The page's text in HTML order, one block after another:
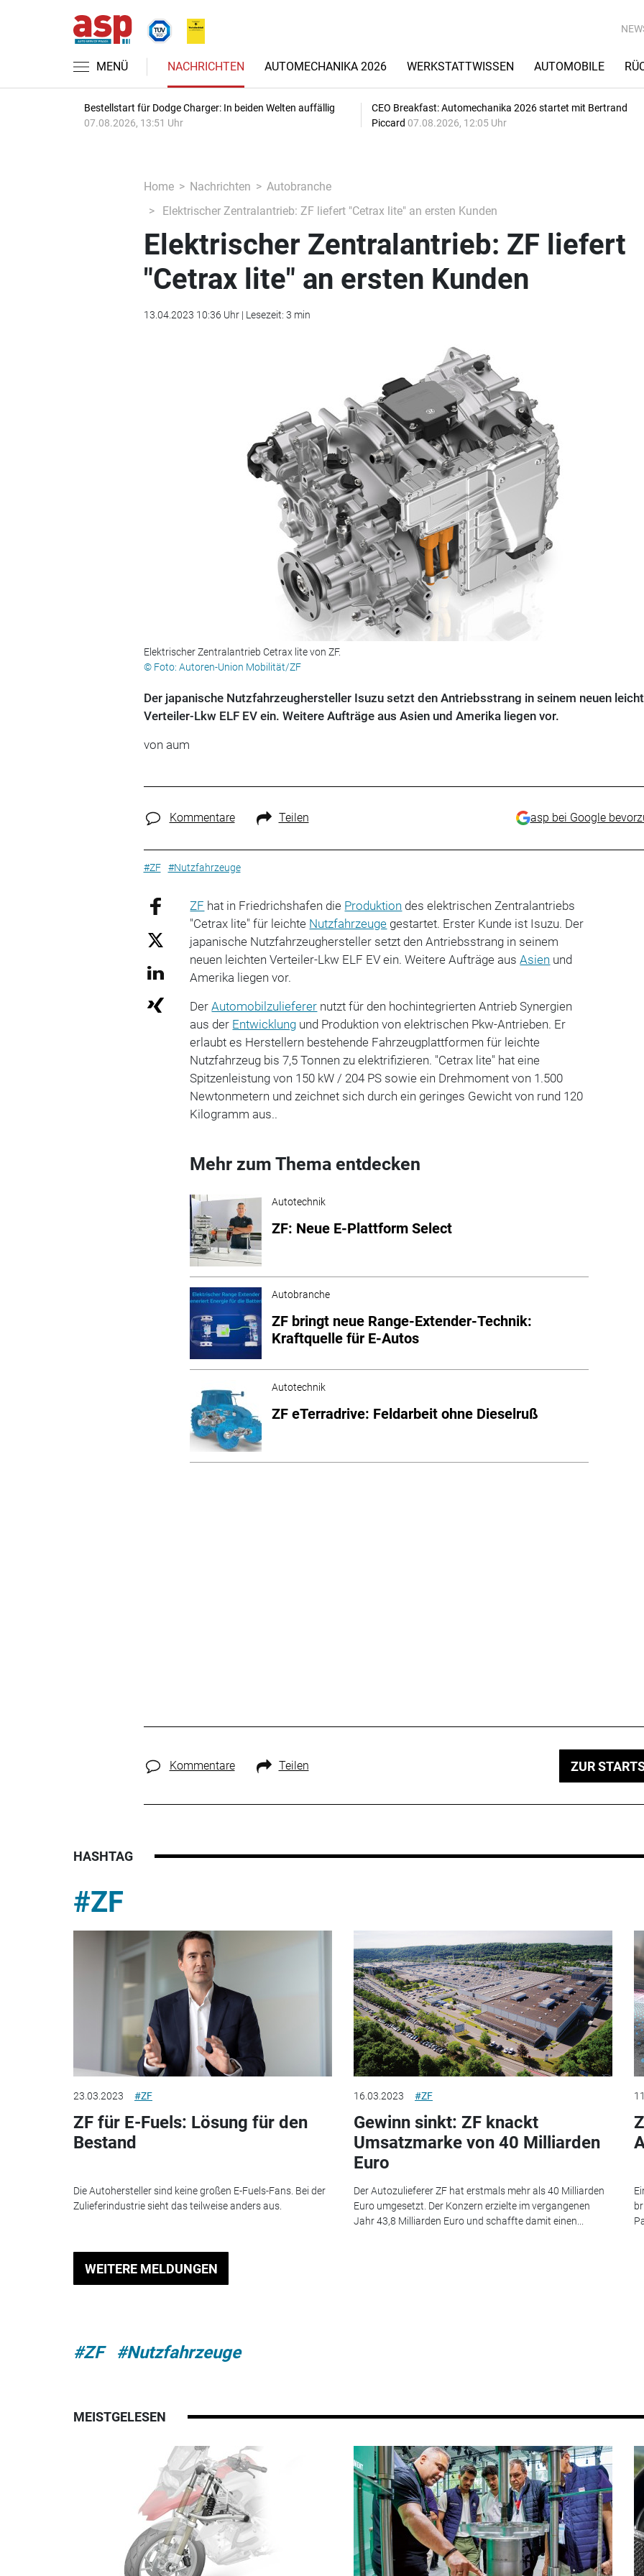
MENÜ NACHRICHTEN AUTOMECHANIKA 2026 WERKSTATTWISSEN AUTOMOBILE
Bestellstart für Dodge Charger: In beiden Welten auffällig
07.08.2026, 13:51 Uhr
CEO Breakfast: Automechanika 2026 startet mit Bertrand
Piccard 07.08.2026, 12:05 Uhr
Home Nachrichten
Autobranche
Elektrischer Zentralantrieb: ZF liefert "Cetrax lite" an ersten Kunden
Elektrischer Zentralantrieb: ZF liefert
"Cetrax lite" an ersten Kunden
13.04.2023 10:36 Uhr | Lesezeit: 3 min
Elektrischer Zentralantrieb Cetrax lite von ZF.
© Foto: Autoren-Union Mobilität/ZF
Der japanische Nutzfahrzeughersteller Isuzu setzt den Antriebsstrang in seinem neuen
Verteiler-Lkw ELF EV ein. Weitere Aufträge aus Asien und Amerika liegen vor.
von aum
Kommentare Teilen asp bei Google
#ZF #Nutzfahrzeuge
ZF hat in Friedrichshafen die Produktion des elektrischen Zentralantriebs
"Cetrax lite" für leichte Nutzfahrzeuge gestartet. Erster Kunde ist Isuzu. Der
japanische Nutzfahrzeughersteller setzt den Antriebsstrang in seinem
neuen leichten Verteiler-Lkw ELF EV ein. Weitere Aufträge ausAsien und
Amerika liegen vor.
DerAutomobilzulieferer nutzt für den hochintegrierten Antrieb Synergien
aus der Entwicklung und Produktion von elektrischen Pkw-Antrieben. Er
erlaubt es Herstellern bestehende Fahrzeugplattformen für leichte
Nutzfahrzeug bis 7,5 Tonnen zu elektrifizieren. "Cetrax lite" hat eine
Spitzenleistung von 150 kW / 204 PS sowie ein Drehmoment von 1.500
Newtonmetern und zeichnet sich durch ein geringes Gewicht von rund 120
Kilogramm aus..
Mehr zum Thema entdecken
Autotechnik
ZF: Neue E-Plattform Select
Autobranche
ZF bringt neue Range-Extender-Technik:
Kraftquelle für E-Autos
Autotechnik
ZF eTerradrive: Feldarbeit ohne Dieselruß
Kommentare Teilen ZUR
HASHTAG
#ZF
23.03.2023 #ZF
ZF für E-Fuels: Lösung für den
Bestand
Die Autohersteller sind keine großen E-Fuels-Fans. Bei der
Zulieferindustrie sieht das teilweise anders aus.
16.03.2023 #ZF
Gewinn sinkt: ZF knackt
Umsatzmarke von 40 Milliarden
Euro
Der Autozulieferer ZF hat erstmals mehr als 40 Milliarden
Euro umgesetzt. Der Konzern erzielte im vergangenen
Jahr 43,8 Milliarden Euro und schaffte damit einen...
WEITERE MELDUNGEN
#ZF #Nutzfahrzeuge
MEISTGELESEN